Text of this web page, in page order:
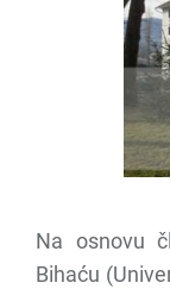
Na osnovu
Bihaću